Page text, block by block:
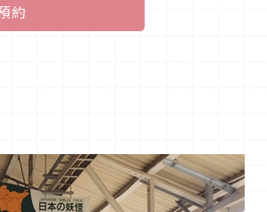
約